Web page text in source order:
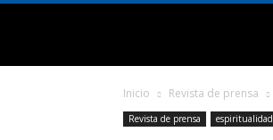
Inicio Revista de prensa
Revista de prensa espiritualidad